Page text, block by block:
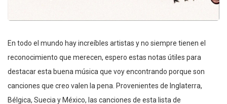
En todo el mundo hay increíbles artistas y no siempre tienen el
reconocimiento que merecen, espero estas notas útiles para
destacar esta buena música que voy encontrando porque son
canciones que creo valen la pena. Provenientes de Inglaterra,
Bélgica, Suecia y México, las canciones de esta lista de